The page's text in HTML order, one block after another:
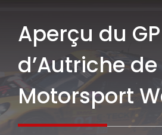
Aperçu du GP
d’Autriche de
Motorsport